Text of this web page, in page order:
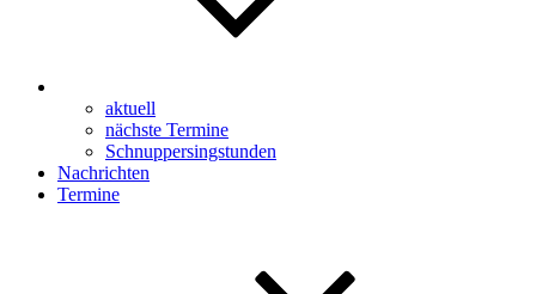
aktuell
nächste Termine
Schnuppersingstunden
Nachrichten
Termine